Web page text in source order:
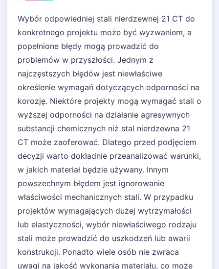
Wybór odpowiedniej stali nierdzewnej 21 CT do
konkretnego projektu może być wyzwaniem, a
popełnione błędy mogą prowadzić do
problemów w przyszłości. Jednym z
najczęstszych błędów jest niewłaściwe
określenie wymagań dotyczących odporności na
korozję. Niektóre projekty mogą wymagać stali o
wyższej odporności na działanie agresywnych
substancji chemicznych niż stal nierdzewna 21
CT może zaoferować. Dlatego przed podjęciem
decyzji warto dokładnie przeanalizować warunki,
w jakich materiał będzie używany. Innym
powszechnym błędem jest ignorowanie
właściwości mechanicznych stali. W przypadku
projektów wymagających dużej wytrzymałości
lub elastyczności, wybór niewłaściwego rodzaju
stali może prowadzić do uszkodzeń lub awarii
konstrukcji. Ponadto wiele osób nie zwraca
uwagi na jakość wykonania materiału, co może